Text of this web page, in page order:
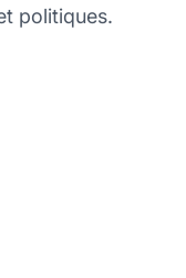
politiques.